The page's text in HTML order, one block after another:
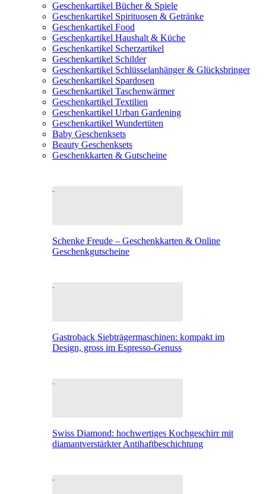
Geschenkartikel Bücher & Spiele
Geschenkartikel Spirituosen & Getränke
Geschenkartikel Food
Geschenkartikel Haushalt & Küche
Geschenkartikel Scherzartikel
Geschenkartikel Schilder
Geschenkartikel Schlüsselanhänger & Glücksbringer
Geschenkartikel Spardosen
Geschenkartikel Taschenwärmer
Geschenkartikel Textilien
Geschenkartikel Urban Gardening
Geschenkartikel Wundertüten
Baby Geschenksets
Beauty Geschenksets
Geschenkkarten & Gutscheine
Schenke Freude – Geschenkkarten & Online
Geschenkgutscheine
Gastroback Siebträgermaschinen: kompakt im
Design, gross im Espresso-Genuss
Swiss Diamond: hochwertiges Kochgeschirr mit
diamantverstärkter Antihaftbeschichtung